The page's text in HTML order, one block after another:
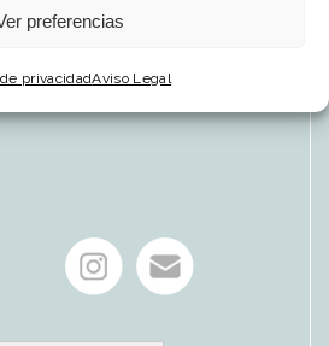
preferencias
privacidadAviso Legal